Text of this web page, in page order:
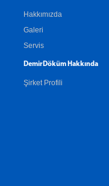
Hakkımızda
Galeri
Servis
DemirDöküm Hakkında
Şirket Profili